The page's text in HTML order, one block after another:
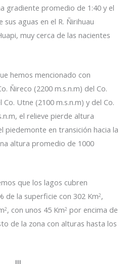
gradiente promedio de 1:40 y el
aguas en el R. Ñirihuau
muy cerca de las nacientes
hemos mencionado con
Ñireco (2200 m.s.n.m) del Co.
Utne (2100 m.s.n.m) y del Co.
el relieve pierde altura
piedemonte en transición hacia la
altura promedio de 1000
que los lagos cubren
de la superficie con 302 Km2,
2, con unos 45 Km2 por encima de
de la zona con alturas hasta los